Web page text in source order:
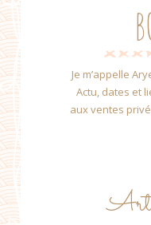
Je m’appelle
Actu, dates et
aux ventes